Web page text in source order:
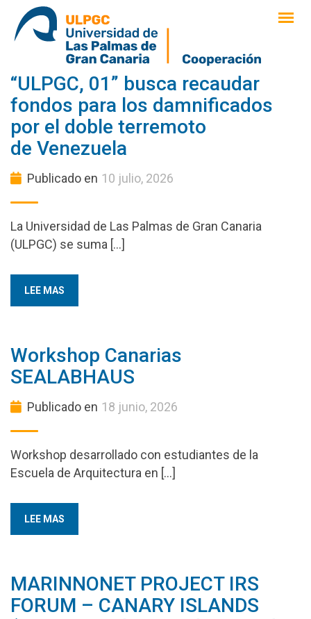
saltar
contenido
“ULPGC, 01” busca recaudar
fondos para los damnificados
por el doble terremoto
de Venezuela
Publicado en 10 julio, 2026
La Universidad de Las Palmas de Gran Canaria
(ULPGC) se suma […]
LEE MAS
Workshop Canarias
SEALABHAUS
Publicado en 18 junio, 2026
Workshop desarrollado con estudiantes de la
Escuela de Arquitectura en […]
LEE MAS
MARINNONET PROJECT IRS
FORUM – CANARY ISLANDS